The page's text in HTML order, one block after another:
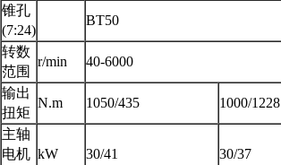
锥孔
(7:24)
BT50
转数
范围
r/min 40-6000
输出
扭矩
N.m 1050/435 1000/1228
主轴
电机 kW 30/41 30/37